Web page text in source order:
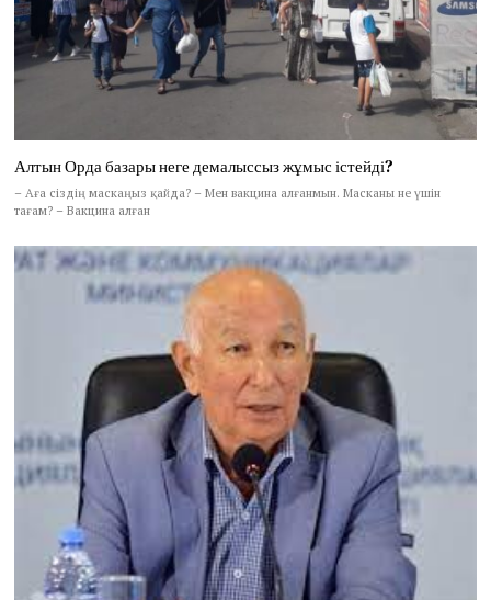
Алтын Орда базары неге демалыссыз жұмыс істейді?
– Аға сіздің маскаңыз қайда? – Мен вакцина алғанмын. Масканы не үшін
тағам? – Вакцина алған